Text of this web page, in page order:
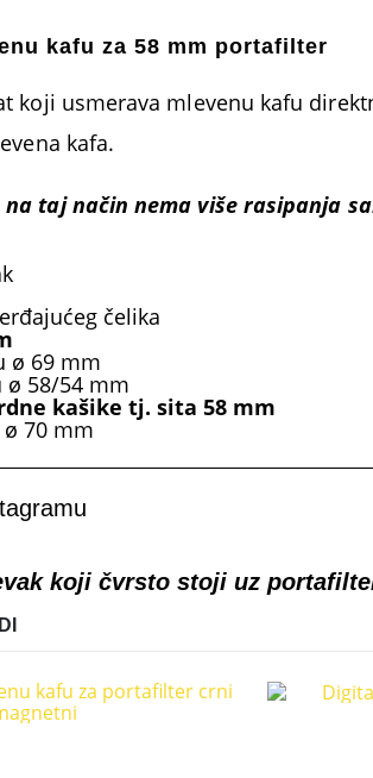
kafu za 58 mm portafilter
koji usmerava mlevenu kafu
kafa.
taj način nema više rasipanja
čelika
ø 69 mm
ø 58/54 mm
kašike tj. sita 58 mm
70 mm
koji čvrsto stoji uz